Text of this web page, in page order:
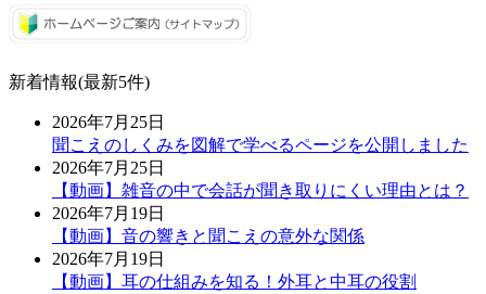
新着情報(最新5件)
2026年7月25日
聞こえのしくみを図解で学べるページを公開しました
2026年7月25日
【動画】雑音の中で会話が聞き取りにくい理由とは？
2026年7月19日
【動画】音の響きと聞こえの意外な関係
2026年7月19日
【動画】耳の仕組みを知る！外耳と中耳の役割